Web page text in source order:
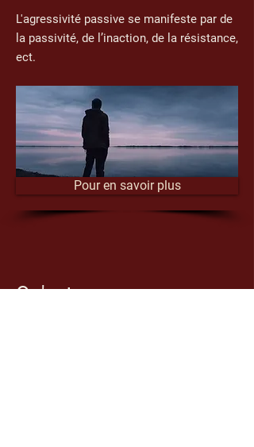
L'agressivité passive se manifeste par de
la passivité, de l’inaction, de la résistance,
ect.
Pour en savoir plus
Qu'est-ce que